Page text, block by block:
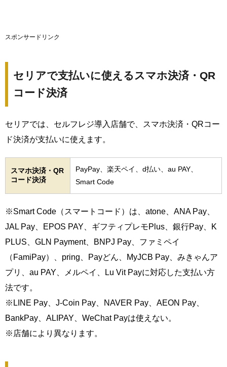
スポンサードリンク
セリアで支払いに使えるスマホ決済・QR
コード決済
セリアでは、セルフレジ導入店舗で、スマホ決済・QRコー
ド決済が支払いに使えます。
スマホ決済・QR
コード決済
PayPay、楽天ペイ、d払い、au PAY、
Smart Code
※Smart Code（スマートコード）は、atone、ANA Pay、
JAL Pay、EPOS PAY、ギフティプレモPlus、銀行Pay、K
PLUS、GLN Payment、BNPJ Pay、ファミペイ
（FamiPay）、pring、Payどん、MyJCB Pay、みきゃんア
プリ、au PAY、メルペイ、Lu Vit Payに対応した支払い方
法です。
※LINE Pay、J-Coin Pay、NAVER Pay、AEON Pay、
BankPay、ALIPAY、WeChat Payは使えない。
※店舗により異なります。